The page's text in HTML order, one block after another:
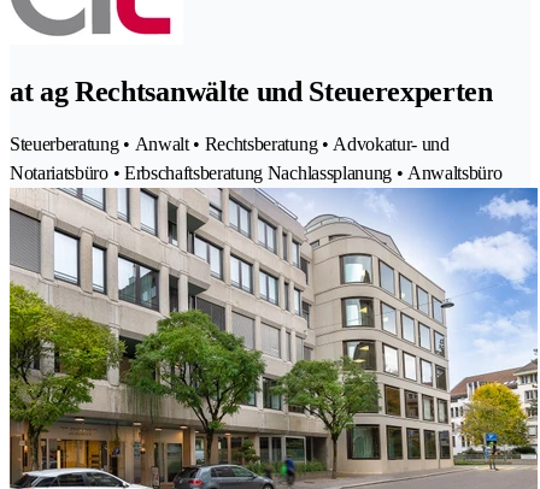
at ag Rechtsanwälte und Steuerexperten
Steuerberatung • Anwalt • Rechtsberatung • Advokatur- und
Notariatsbüro • Erbschaftsberatung Nachlassplanung • Anwaltsbüro